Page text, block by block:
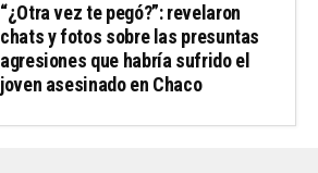
“¿Otra vez te pegó?”: revelaron
chats y fotos sobre las presuntas
agresiones que habría sufrido el
joven asesinado en Chaco